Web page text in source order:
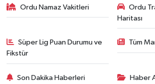
Ordu Namaz Vakitleri
Ordu
Haritası
Süper Lig Puan Durumu ve
Fikstür
Tüm
Son Dakika Haberleri Haber